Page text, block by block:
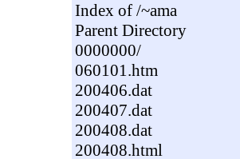
Index of /~ama
Parent Directory
0000000/
060101.htm
200406.dat
200407.dat
200408.dat
200408.html